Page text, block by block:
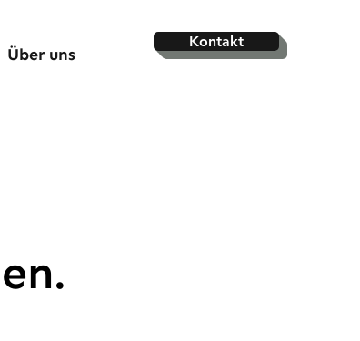
Über uns
Kontakt